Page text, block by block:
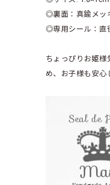
◎裏面：真鍮メッ
◎専用シール：直
ちょっぴりお姫
め、お子様も安心